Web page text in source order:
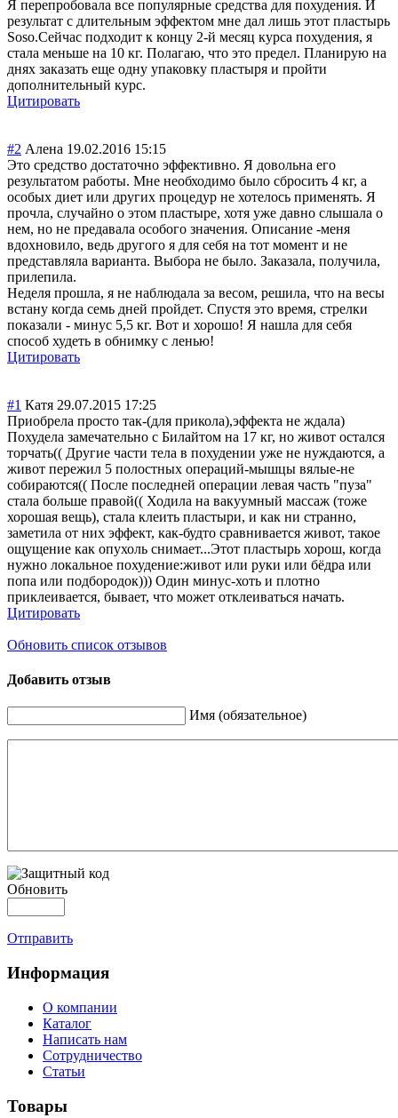
Я перепробовала все популярные средства для похудения. И
результат с длительным эффектом мне дал лишь этот пластырь
Soso.Сейчас подходит к концу 2-й месяц курса похудения, я
стала меньше на 10 кг. Полагаю, что это предел. Планирую на
днях заказать еще одну упаковку пластыря и пройти
дополнительный курс.
Цитировать
#2 Алена 19.02.2016 15:15
Это средство достаточно эффективно. Я довольна его
результатом работы. Мне необходимо было сбросить 4 кг, а
особых диет или других процедур не хотелось применять. Я
прочла, случайно о этом пластыре, хотя уже давно слышала о
нем, но не предавала особого значения. Описание -меня
вдохновило, ведь другого я для себя на тот момент и не
представляла варианта. Выбора не было. Заказала, получила,
прилепила.
Неделя прошла, я не наблюдала за весом, решила, что на весы
встану когда семь дней пройдет. Спустя это время, стрелки
показали - минус 5,5 кг. Вот и хорошо! Я нашла для себя
способ худеть в обнимку с ленью!
Цитировать
#1 Катя 29.07.2015 17:25
Приобрела просто так-(для прикола),эффекта не ждала)
Похудела замечательно с Билайтом на 17 кг, но живот остался
торчать(( Другие части тела в похудении уже не нуждаются, а
живот пережил 5 полостных операций-мышцы вялые-не
собираются(( После последней операции левая часть "пуза"
стала больше правой(( Ходила на вакуумный массаж (тоже
хорошая вещь), стала клеить пластыри, и как ни странно,
заметила от них эффект, как-будто сравнивается живот, такое
ощущение как опухоль снимает...Этот пластырь хорош, когда
нужно локальное похудение:живот или руки или бёдра или
попа или подбородок))) Один минус-хоть и плотно
приклеивается, бывает, что может отклеиваться начать.
Цитировать
Обновить список отзывов
Добавить отзыв
Имя (обязательное)
Обновить
Отправить
Информация
О компании
Каталог
Написать нам
Сотрудничество
Статьи
Товары